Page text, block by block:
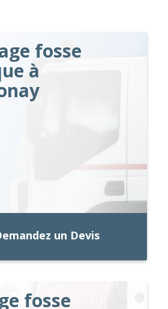
fosse
à
un Devis
fosse